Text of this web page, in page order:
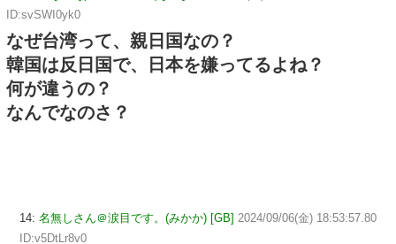
ID:svSWI0yk0
なぜ台湾って、親日国なの？
韓国は反日国で、日本を嫌ってるよね？
何が違うの？
なんでなのさ？
14: 名無しさん＠涙目です。(みかか) [GB] 2024/09/06(金) 18:53:57.80
ID:v5DtLr8v0